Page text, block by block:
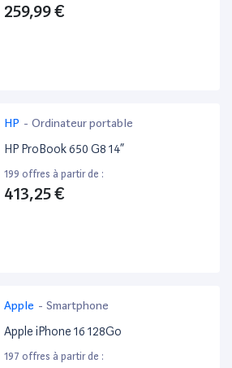
259,99 €
HP - Ordinateur portable
HP ProBook 650 G8 14”
199 offres à partir de :
413,25 €
Apple - Smartphone
Apple iPhone 16 128Go
197 offres à partir de :